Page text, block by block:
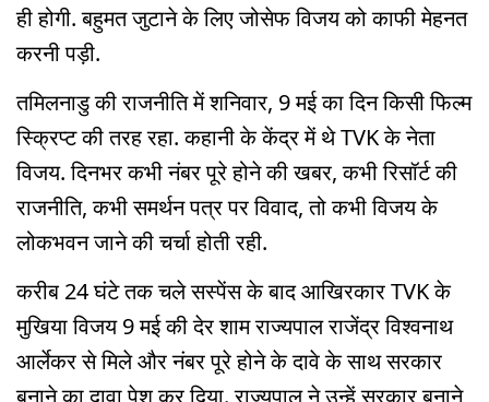
ही होगी. बहुमत जुटाने के लिए जोसेफ विजय को काफी मेहनत
करनी पड़ी.
तमिलनाडु की राजनीति में शनिवार, 9 मई का दिन किसी फिल्म
स्क्रिप्ट की तरह रहा. कहानी के केंद्र में थे TVK के नेता
विजय. दिनभर कभी नंबर पूरे होने की खबर, कभी रिसॉर्ट की
राजनीति, कभी समर्थन पत्र पर विवाद, तो कभी विजय के
लोकभवन जाने की चर्चा होती रही.
करीब 24 घंटे तक चले सस्पेंस के बाद आखिरकार TVK के
मुखिया विजय 9 मई की देर शाम राज्यपाल राजेंद्र विश्वनाथ
आर्लेकर से मिले और नंबर पूरे होने के दावे के साथ सरकार
बनाने का दावा पेश कर दिया. राज्यपाल ने उन्हें सरकार बनाने